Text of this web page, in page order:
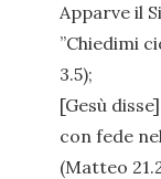
Apparve il
”Chiedimi
3.5);
[Gesù
con fede
(Matteo